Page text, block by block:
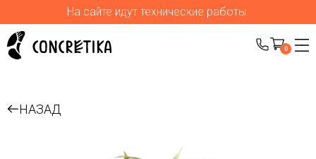
На сайте идут технические работы.
0
НАЗАД